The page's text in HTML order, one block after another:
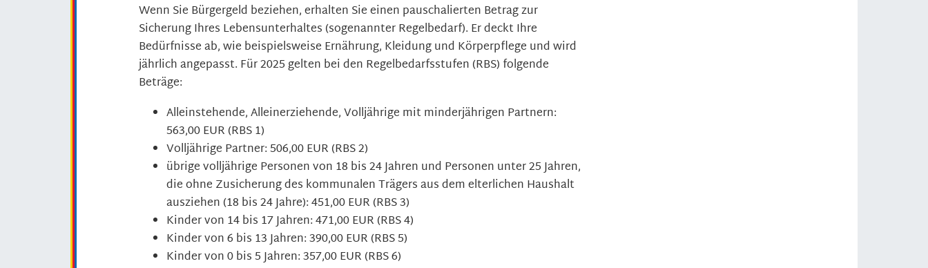
Wenn Sie Bürgergeld beziehen, erhalten Sie einen pauschalierten Betrag zur
Sicherung Ihres Lebensunterhaltes (sogenannter Regelbedarf). Er deckt Ihre
Bedürfnisse ab, wie beispielsweise Ernährung, Kleidung und Körperpflege und wird
jährlich angepasst. Für 2025 gelten bei den Regelbedarfsstufen (RBS) folgende
Beträge:
Alleinstehende, Alleinerziehende, Volljährige mit minderjährigen Partnern:
563,00 EUR (RBS 1)
Volljährige Partner: 506,00 EUR (RBS 2)
übrige volljährige Personen von 18 bis 24 Jahren und Personen unter 25 Jahren,
die ohne Zusicherung des kommunalen Trägers aus dem elterlichen Haushalt
ausziehen (18 bis 24 Jahre): 451,00 EUR (RBS 3)
Kinder von 14 bis 17 Jahren: 471,00 EUR (RBS 4)
Kinder von 6 bis 13 Jahren: 390,00 EUR (RBS 5)
Kinder von 0 bis 5 Jahren: 357,00 EUR (RBS 6)